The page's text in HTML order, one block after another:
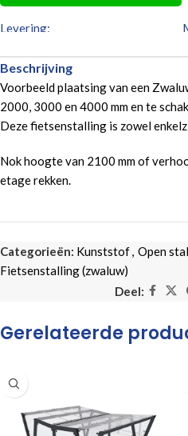
Levering:
Aantal fietsen:
Wensen/Opmerkingen:
Beschrijving
Voorbeeld plaatsing van een
2000, 3000 en 4000 mm en te
Deze fietsenstalling is zowel
Nok hoogte van 2100 mm of
etage rekken.
Categorieën: Kunststof, Open
Fietsenstalling (zwaluw)
Deel:
Gerelateerde